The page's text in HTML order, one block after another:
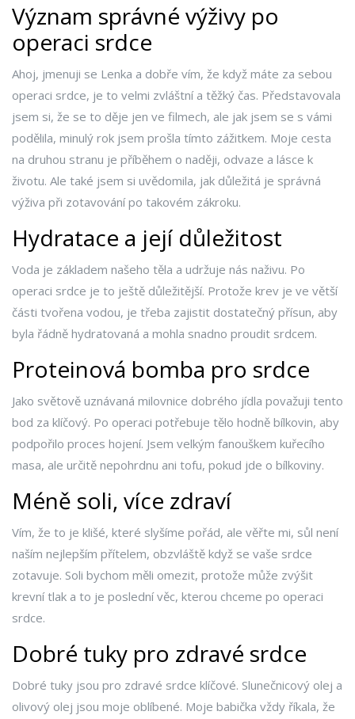
Význam správné výživy po
operaci srdce
Ahoj, jmenuji se Lenka a dobře vím, že když máte za sebou
operaci srdce, je to velmi zvláštní a těžký čas. Představovala
jsem si, že se to děje jen ve filmech, ale jak jsem se s vámi
podělila, minulý rok jsem prošla tímto zážitkem. Moje cesta
na druhou stranu je příběhem o naději, odvaze a lásce k
životu. Ale také jsem si uvědomila, jak důležitá je správná
výživa při zotavování po takovém zákroku.
Hydratace a její důležitost
Voda je základem našeho těla a udržuje nás naživu. Po
operaci srdce je to ještě důležitější. Protože krev je ve větší
části tvořena vodou, je třeba zajistit dostatečný přísun, aby
byla řádně hydratovaná a mohla snadno proudit srdcem.
Proteinová bomba pro srdce
Jako světově uznávaná milovnice dobrého jídla považuji tento
bod za klíčový. Po operaci potřebuje tělo hodně bílkovin, aby
podpořilo proces hojení. Jsem velkým fanouškem kuřecího
masa, ale určitě nepohrdnu ani tofu, pokud jde o bílkoviny.
Méně soli, více zdraví
Vím, že to je klišé, které slyšíme pořád, ale věřte mi, sůl není
naším nejlepším přítelem, obzvláště když se vaše srdce
zotavuje. Soli bychom měli omezit, protože může zvýšit
krevní tlak a to je poslední věc, kterou chceme po operaci
srdce.
Dobré tuky pro zdravé srdce
Dobré tuky jsou pro zdravé srdce klíčové. Slunečnicový olej a
olivový olej jsou moje oblíbené. Moje babička vždy říkala, že